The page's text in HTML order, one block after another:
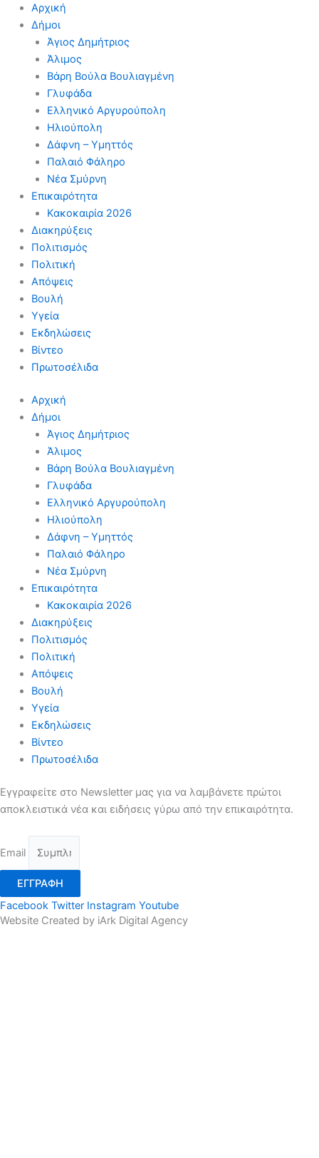
Αρχική
Δήμοι
Άγιος Δημήτριος
Άλιμος
Βάρη Βούλα Βουλιαγμένη
Γλυφάδα
Ελληνικό Αργυρούπολη
Ηλιούπολη
Δάφνη – Υμηττός
Παλαιό Φάληρο
Νέα Σμύρνη
Επικαιρότητα
Κακοκαιρία 2026
Διακηρύξεις
Πολιτισμός
Πολιτική
Απόψεις
Βουλή
Υγεία
Εκδηλώσεις
Βίντεο
Πρωτοσέλιδα
Αρχική
Δήμοι
Άγιος Δημήτριος
Άλιμος
Βάρη Βούλα Βουλιαγμένη
Γλυφάδα
Ελληνικό Αργυρούπολη
Ηλιούπολη
Δάφνη – Υμηττός
Παλαιό Φάληρο
Νέα Σμύρνη
Επικαιρότητα
Κακοκαιρία 2026
Διακηρύξεις
Πολιτισμός
Πολιτική
Απόψεις
Βουλή
Υγεία
Εκδηλώσεις
Βίντεο
Πρωτοσέλιδα
Εγγραφείτε στο Newsletter μας για να λαμβάνετε πρώτοι
αποκλειστικά νέα και ειδήσεις γύρω από την επικαιρότητα.
Email
ΕΓΓΡΑΦΗ
Facebook Twitter Instagram Youtube
Website Created by iArk Digital Agency